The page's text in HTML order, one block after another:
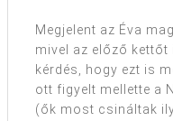
Megjelent az Éva
mivel az előző
kérdés, hogy ezt is
ott figyelt mellette a
(ők most csináltak